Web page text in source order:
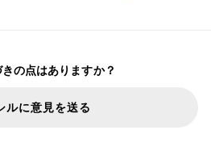
の点はありますか？
ルに意見を送る